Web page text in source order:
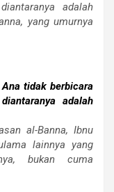
adalah
yang umurnya
Ana tidak berbicara
adalah
al-Banna, Ibnu
lainnya yang
bukan cuma